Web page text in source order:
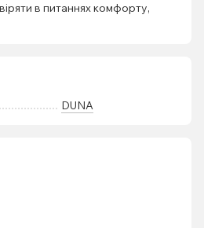
в питаннях комфорту,
DUNA